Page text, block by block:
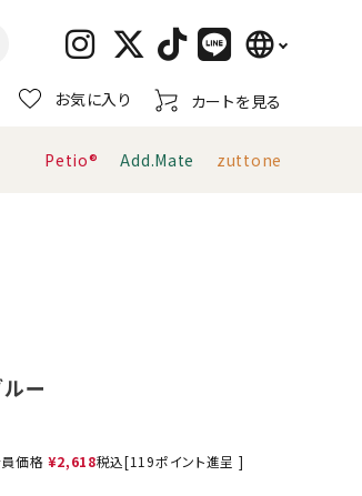
language
日本語
English
お気に入り カートを見る
・ウェア
輪・ハーネス
ルおもちゃ
Petio® Add.Mate zuttone
ー
価格 ¥2,618税込[119ポイント進呈 ]